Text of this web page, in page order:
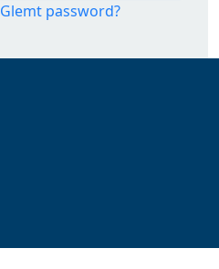
Glemt password?